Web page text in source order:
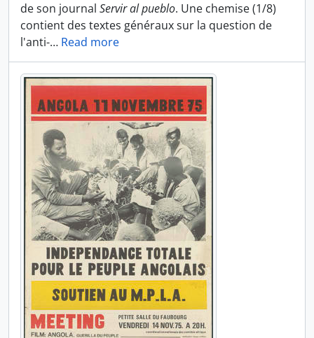
de son journal Servir al pueblo. Une chemise (1/8)
contient des textes généraux sur la question de
l'anti-… Read more